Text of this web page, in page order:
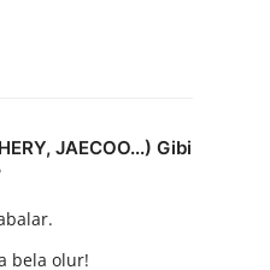
JAECOO...) Gibi
bela olur!